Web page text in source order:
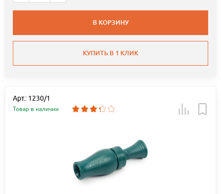
В КОРЗИНУ
КУПИТЬ В 1 КЛИК
Арт.: 1230/1
Товар в наличии